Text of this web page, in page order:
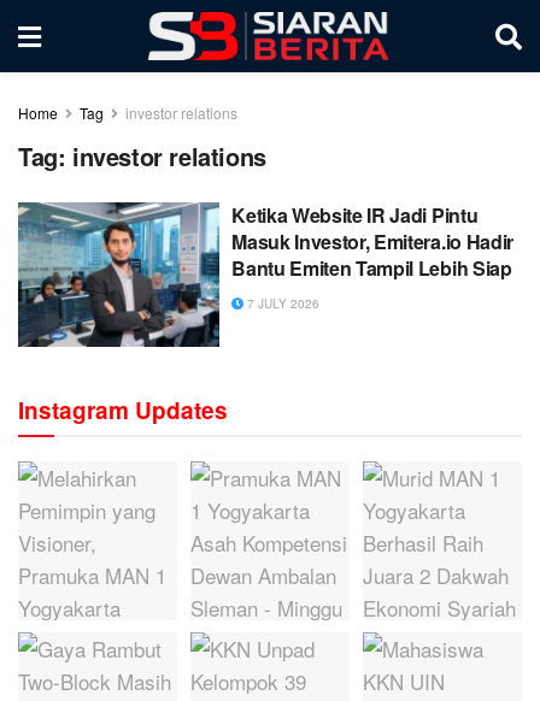
Home Tag investor relations
Tag: investor relations
Ketika Website IR Jadi Pintu
Masuk Investor, Emitera.io Hadir
Bantu Emiten Tampil Lebih Siap
7 JULY 2026
Instagram Updates